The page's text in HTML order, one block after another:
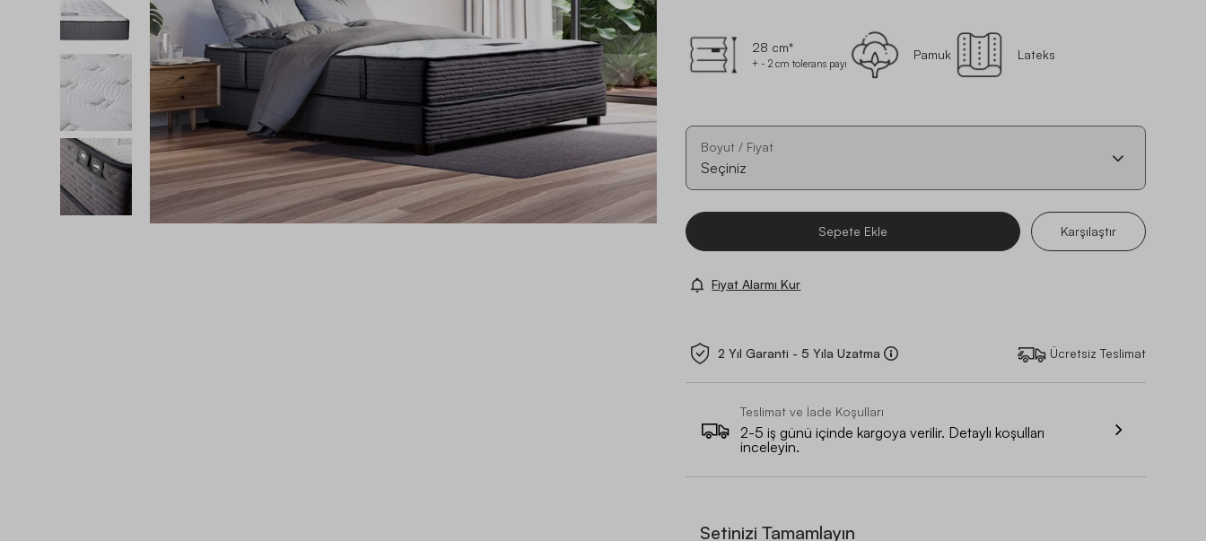
28 cm*
+ - 2 cm tolerans payı
Pamuk Lateks
Boyut / Fiyat
Seçiniz
Sepete Ekle Karşılaştır
Fiyat Alarmı Kur
2 Yıl Garanti - 5 Yıla Uzatma Ücretsiz Teslimat
Teslimat ve İade Koşulları
2-5 iş günü içinde kargoya verilir. Detaylı koşulları
inceleyin.
Setinizi Tamamlayın